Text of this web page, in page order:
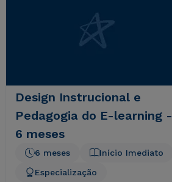
Design Instrucional e
Pedagogia do E-learning -
6 meses
Início Imediato
6 meses
Especialização